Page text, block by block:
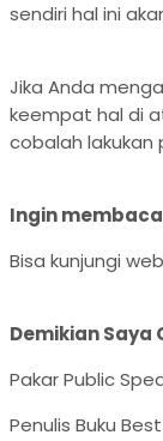
sendiri hal ini
Jika Anda
keempat hal di
cobalah lakukan
Ingin
Bisa kunjungi
Demikian Saya
Pakar Public
Penulis Buku